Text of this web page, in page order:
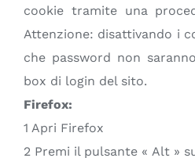
cookie tramite una
Attenzione: disattivando i
che password non
box di login del sito.
Firefox:
1 Apri Firefox
2 Premi il pulsante « Alt »